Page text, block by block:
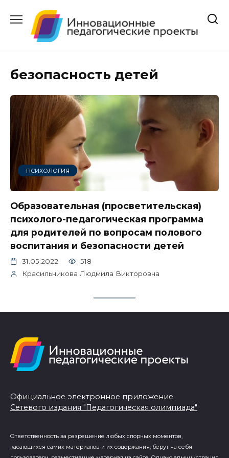
содержанию
безопасность детей
ПСИХОЛОГИЯ
Образовательная (просветительская)
психолого-педагогическая программа
для родителей по вопросам полового
воспитания и безопасности детей
31.05.2022
518
Красильникова Людмила Викторовна
Официальное электронное приложение
Сетевого издания "Педагогическая олимпиада"
Ответственность за разрешение любых спорных моментов,
касающихся самих материалов и их содержания, берут на себя